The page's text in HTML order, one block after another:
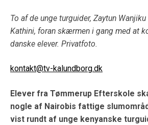
To af de unge turguider, Zaytun
Kathini, foran skærmen i gang med at
danske elever. Privatfoto.
kontakt@tv-kalundborg.dk
Elever fra Tømmerup Efterskole
nogle af Nairobis fattige
vist rundt af unge kenyanske